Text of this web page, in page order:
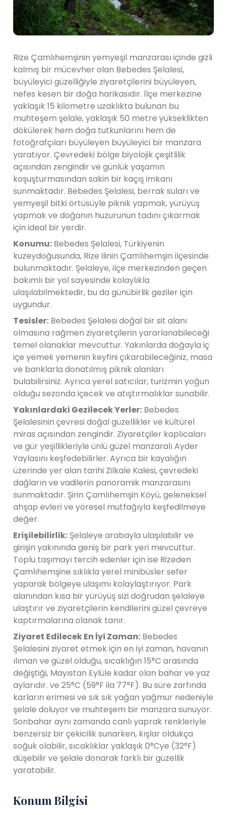
Rize Çamlıhemşinin yemyeşil manzarası içinde gizli
kalmış bir mücevher olan Bebedes Şelalesi,
büyüleyici güzelliğiyle ziyaretçilerini büyüleyen,
nefes kesen bir doğa harikasıdır. İlçe merkezine
yaklaşık 15 kilometre uzaklıkta bulunan bu
muhteşem şelale, yaklaşık 50 metre yükseklikten
dökülerek hem doğa tutkunlarını hem de
fotoğrafçıları büyüleyen büyüleyici bir manzara
yaratıyor. Çevredeki bölge biyolojik çeşitlilik
açısından zengindir ve günlük yaşamın
koşuşturmasından sakin bir kaçış imkanı
sunmaktadır. Bebedes Şelalesi, berrak suları ve
yemyeşil bitki örtüsüyle piknik yapmak, yürüyüş
yapmak ve doğanın huzurunun tadını çıkarmak
için ideal bir yerdir.
Konumu: Bebedes Şelalesi, Türkiyenin
kuzeydoğusunda, Rize ilinin Çamlıhemşin ilçesinde
bulunmaktadır. Şelaleye, ilçe merkezinden geçen
bakımlı bir yol sayesinde kolaylıkla
ulaşılabilmektedir, bu da günübirlik geziler için
uygundur.
Tesisler: Bebedes Şelalesi doğal bir sit alanı
olmasına rağmen ziyaretçilerin yararlanabileceği
temel olanaklar mevcuttur. Yakınlarda doğayla iç
içe yemek yemenin keyfini çıkarabileceğiniz, masa
ve banklarla donatılmış piknik alanları
bulabilirsiniz. Ayrıca yerel satıcılar, turizmin yoğun
olduğu sezonda içecek ve atıştırmalıklar sunabilir.
Yakınlardaki Gezilecek Yerler: Bebedes
Şelalesinin çevresi doğal güzellikler ve kültürel
miras açısından zengindir. Ziyaretçiler kaplıcaları
ve gür yeşillikleriyle ünlü güzel manzaralı Ayder
Yaylasını keşfedebilirler. Ayrıca bir kayalığın
üzerinde yer alan tarihi Zilkale Kalesi, çevredeki
dağların ve vadilerin panoramik manzarasını
sunmaktadır. Şirin Çamlıhemşin Köyü, geleneksel
ahşap evleri ve yöresel mutfağıyla keşfedilmeye
değer.
Erişilebilirlik: Şelaleye arabayla ulaşılabilir ve
girişin yakınında geniş bir park yeri mevcuttur.
Toplu taşımayı tercih edenler için ise Rizeden
Çamlıhemşine sıklıkla yerel minibüsler sefer
yaparak bölgeye ulaşımı kolaylaştırıyor. Park
alanından kısa bir yürüyüş sizi doğrudan şelaleye
ulaştırır ve ziyaretçilerin kendilerini güzel çevreye
kaptırmalarına olanak tanır.
Ziyaret Edilecek En İyi Zaman: Bebedes
Şelalesini ziyaret etmek için en iyi zaman, havanın
ılıman ve güzel olduğu, sıcaklığın 15°C arasında
değiştiği, Mayıstan Eylüle kadar olan bahar ve yaz
aylarıdır. ve 25°C (59°F ila 77°F). Bu süre zarfında
karların erimesi ve sık sık yağan yağmur nedeniyle
şelale doluyor ve muhteşem bir manzara sunuyor.
Sonbahar aynı zamanda canlı yaprak renkleriyle
benzersiz bir çekicilik sunarken, kışlar oldukça
soğuk olabilir, sıcaklıklar yaklaşık 0°Cye (32°F)
düşebilir ve şelale donarak farklı bir güzellik
yaratabilir.
Konum Bilgisi